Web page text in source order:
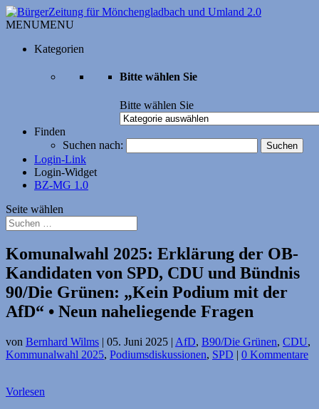
MENUMENU
Kategorien
Bitte wählen Sie
Bitte wählen Sie
Finden
Suchen nach:
Login-Link
Login-Widget
BZ-MG 1.0
Seite wählen
Komunalwahl 2025: Erklärung der OB-
Kandidaten von SPD, CDU und Bündnis
90/Die Grünen: „Kein Podium mit der
AfD“ • Neun naheliegende Fragen
von Bernhard Wilms | 05. Juni 2025 | AfD, B90/Die Grünen, CDU,
Kommunalwahl 2025, Podiumsdiskussionen, SPD | 0 Kommentare
Vorlesen